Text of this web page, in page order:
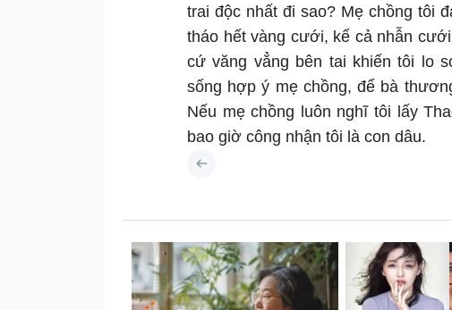
trai độc nhất đi sao? Mẹ chồng tôi
tháo hết vàng cưới, kể cả nhẫn
cứ văng vẳng bên tai khiến tôi lo
sống hợp ý mẹ chồng, để bà
Nếu mẹ chồng luôn nghĩ tôi lấy
bao giờ công nhận tôi là con dâu.